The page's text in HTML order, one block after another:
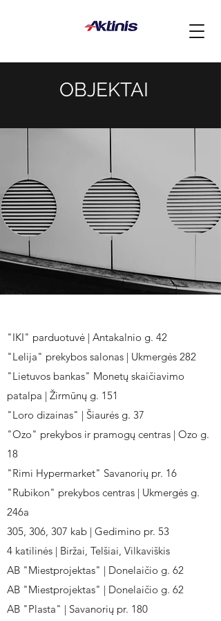
OBJEKTAI
"IKI" parduotuvė | Antakalnio g. 42
"Lelija" prekybos salonas | Ukmergės 282
"Lietuvos bankas" Monetų skaičiavimo
patalpa | Žirmūnų g. 151
"Loro dizainas" | Šiaurės g. 37
"Ozo" prekybos ir pramogų centras | Ozo g.
18
"Rimi Hypermarket" Savanorių pr. 16
"Rubikon" prekybos centras | Ukmergės g.
246a
305, 306, 307 kab | Gedimino pr. 53
4 katilinės | Biržai, Telšiai, Vilkaviškis
AB "Miestprojektas" | Donelaičio g. 62
AB "Miestprojektas" | Donelaičio g. 62
AB "Plasta" | Savanorių pr. 180